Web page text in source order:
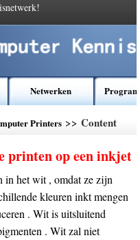
Netwerken
Printers >> Content
printen op een inkjet
in het wit , omdat ze zijn
kleuren inkt mengen
. Wit is uitsluitend
. Wit zal niet